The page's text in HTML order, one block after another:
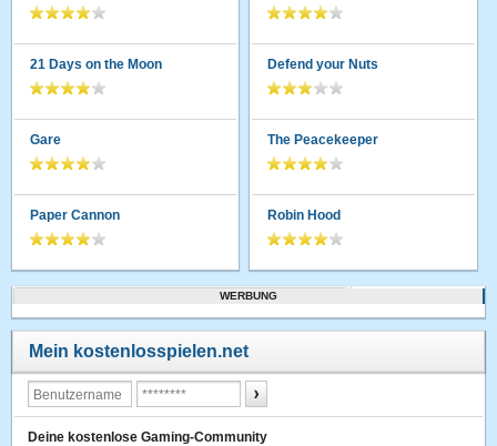
21 Days on the Moon
Gare
Paper Cannon
Defend your Nuts
The Peacekeeper
Robin Hood
WERBUNG
Mein kostenlosspielen.net
Deine kostenlose Gaming-Community